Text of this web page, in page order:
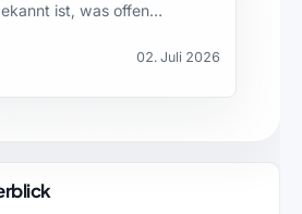
ist, was offen…
02. Juli 2026